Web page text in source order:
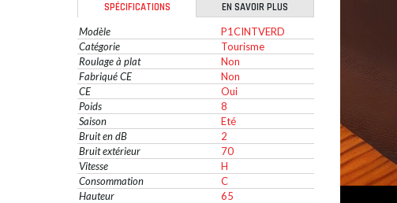
SPÉCIFICATIONS
EN SAVOIR PLUS
Modèle
P1CINTVERD
Catégorie
Tourisme
Roulage à plat
Non
Fabriqué CE
Non
CE
Oui
Poids
8
Saison
Eté
Bruit en dB
2
Bruit extérieur
70
Vitesse
H
Consommation
C
Hauteur
65